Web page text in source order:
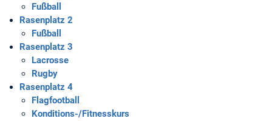
Fußball
Rasenplatz 2
Fußball
Rasenplatz 3
Lacrosse
Rugby
Rasenplatz 4
Flagfootball
Konditions-/Fitnesskurs